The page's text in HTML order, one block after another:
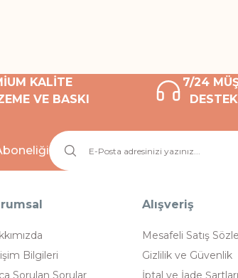
KALİTE
VE BASKI
7/24
Bilgileri
Sorulan Sorular
Alışveriş
Mesafeli Satış
Gizlilik ve Güvenlik
İptal ve İade Şartları